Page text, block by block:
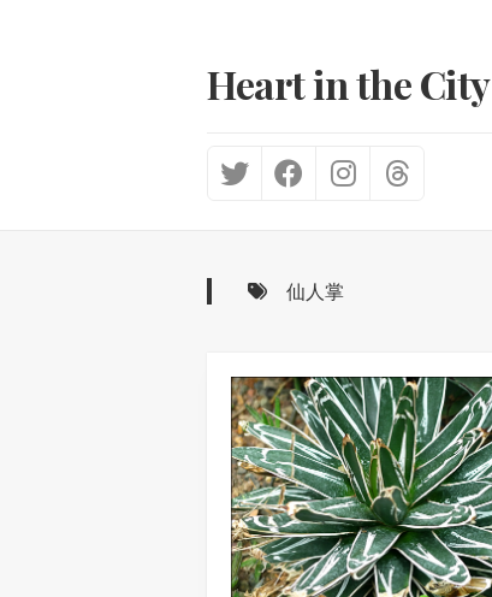
Heart in the City
仙人掌